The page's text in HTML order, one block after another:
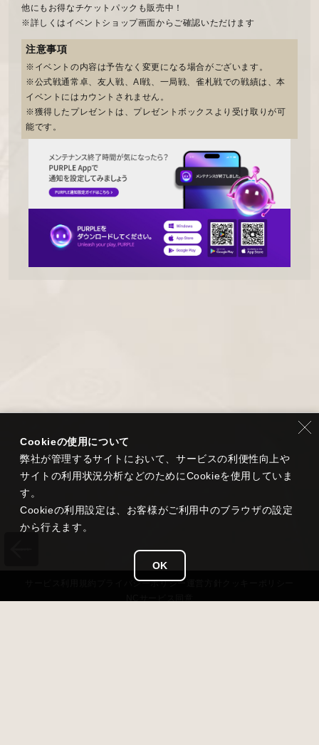
他にもお得なチケットパックも販売中！
※詳しくはイベントショップ画面からご確認いただけます
注意事項
※イベントの内容は予告なく変更になる場合がございます。
※公式戦通常卓、友人戦、AI戦、一局戦、雀札戦での戦績は、本
イベントにはカウントされません。
※獲得したプレゼントは、プレゼントボックスより受け取りが可
能です。
プライバシーポリシー
Cookieの使用について
弊社が管理するサイトにおいて、サービスの利便性向上や
サイトの利用状況分析などのためにCookieを使用していま
す。
Cookieの利用設定は、お客様がご利用中のブラウザの設定
から行えます。
OK